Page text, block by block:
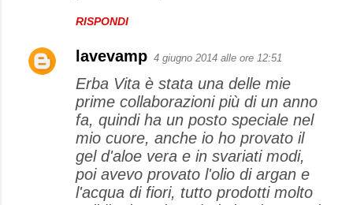
RISPONDI
lavevamp 4 giugno 2014 alle ore 12:51
Erba Vita è stata una delle mie
prime collaborazioni più di un anno
fa, quindi ha un posto speciale nel
mio cuore, anche io ho provato il
gel d'aloe vera e in svariati modi,
poi avevo provato l'olio di argan e
l'acqua di fiori, tutto prodotti molto